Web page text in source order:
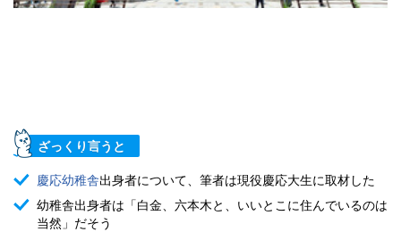
ざっくり言うと
慶応幼稚舎出身者について、筆者は現役慶応大生に取材した
幼稚舎出身者は「白金、六本木と、いいとこに住んでいるのは
当然」だそう